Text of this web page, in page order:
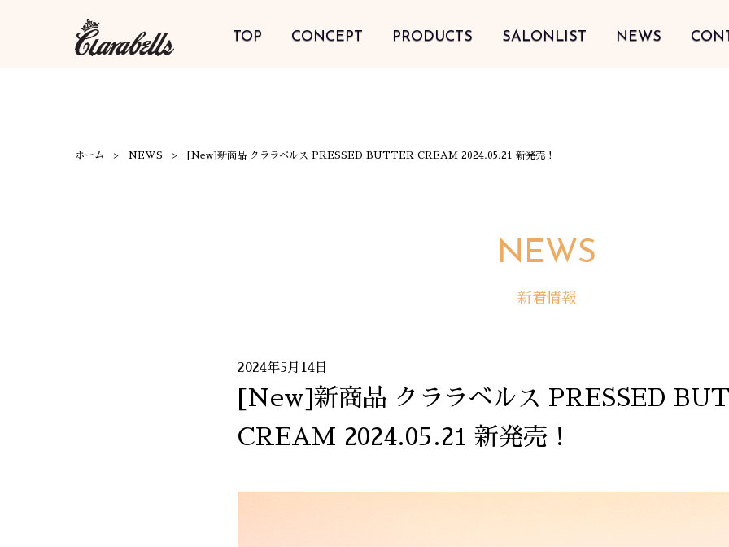
TOP CONCEPT PRODUCTS SALONLIST NEWS
ホーム NEWS [New]新商品 クララベルス PRESSED BUTTER CREAM 2024.05.21 新発売！
NEWS
新着情報
2024年5月14日
[New]新商品 クララベルス PRESSED
CREAM 2024.05.21 新発売！